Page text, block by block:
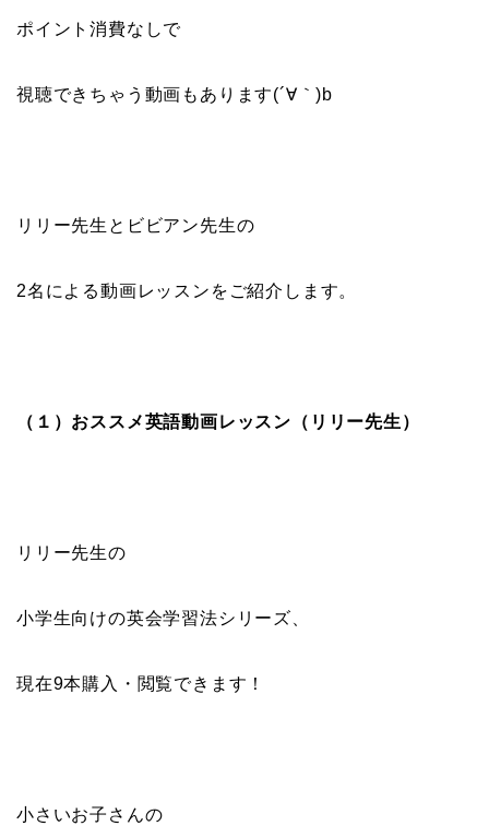
ポイント消費なしで
視聴できちゃう動画もあります(´∀｀)b
リリー先生とビビアン先生の
2名による動画レッスンをご紹介します。
（１）おススメ英語動画レッスン（リリー先生）
リリー先生の
小学生向けの英会学習法シリーズ、
現在9本購入・閲覧できます！
小さいお子さんの